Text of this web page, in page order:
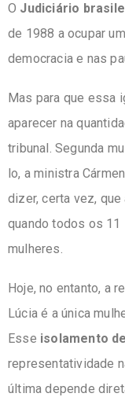
O Judiciário
de 1988 a ocupar
democracia e nas
Mas para que essa
aparecer na
tribunal. Segunda
lo, a ministra
dizer, certa vez,
quando todos os 11
mulheres.
Hoje, no entanto, a
Lúcia é a única
Esse isolamento
representatividade
última depende